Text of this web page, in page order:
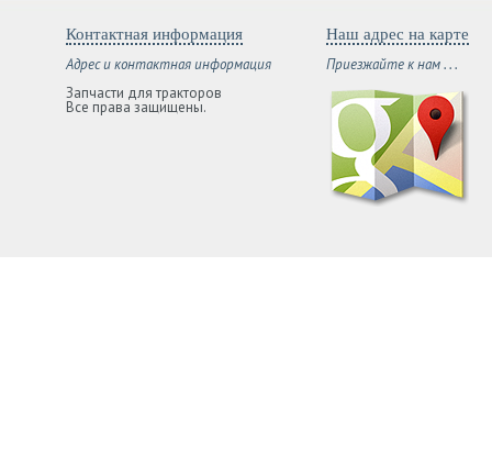
Контактная информация
Адрес и контактная информация
Запчасти для тракторов
Все права защищены.
Наш адрес на карте
Приезжайте к нам . . .